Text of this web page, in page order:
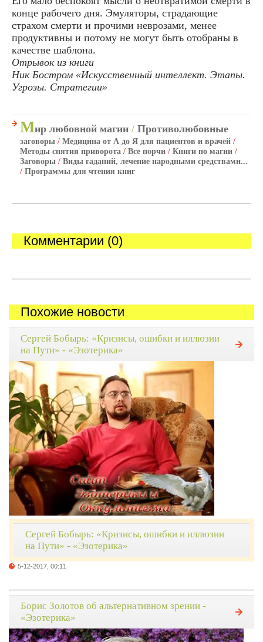
конце рабочего дня. Эмуляторы, страдающие
страхом смерти и прочими неврозами, менее
продуктивны и потому не могут быть отобраны в
качестве шаблона.
Отрывок из книги
Ник Бостром «Искусственный интеллект. Этапы.
Угрозы. Стратегии»
Мир любовной магии / Противолюбовные
заговоры / Медицина от А до Я для пациентов и врачей /
Методы снятия приворота / Все порчи / Книги по магии /
Заговоры / Виды гаданий, лечение народными средствами...
/ Программы для чтения книг
Комментарии (0)
Похожие новости
Сергей Бобырь: «Кризисы, ошибки и иллюзии
на Пути» - «Эзотерика»
Сергей Бобырь: «Кризисы, ошибки и иллюзии
на Пути» - «Эзотерика»
5-12-2017, 00:11
Борис Золотов об альтернативном зрении -
«Эзотерика»